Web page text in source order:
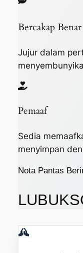
Bercakap Benar
Jujur dalam
Pemaaf
Sedia
menyimpan
Nota Pantas
LUBUK